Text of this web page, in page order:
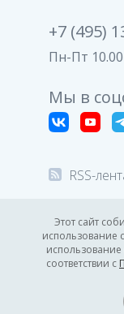
Этот сайт
использование
соответствии с
+7 (495)
Пн-Пт
Мы в
RSS-
© 2008-
Политика